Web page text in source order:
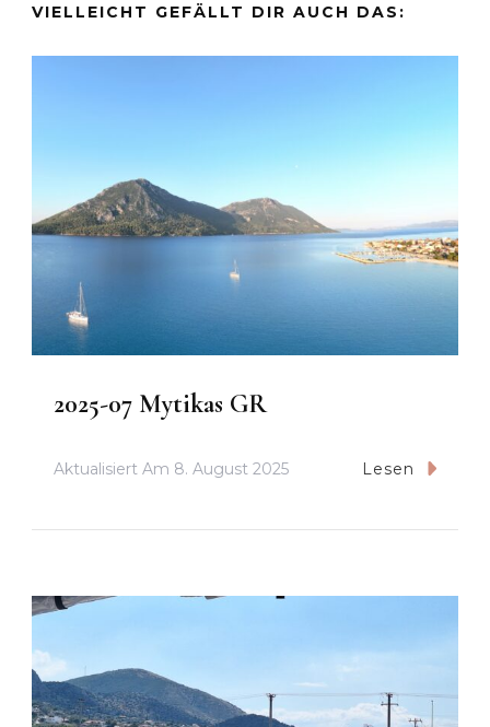
VIELLEICHT GEFÄLLT DIR AUCH DAS:
2025-07 Mytikas GR
Aktualisiert Am 8. August 2025 Lesen